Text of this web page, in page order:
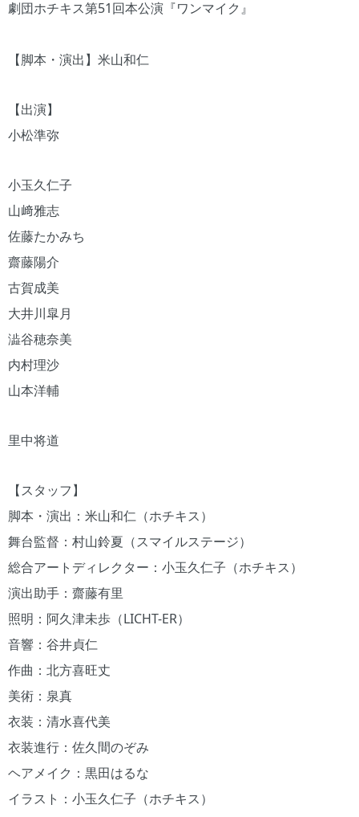
劇団ホチキス第51回本公演『ワンマイク』
【脚本・演出】米山和仁
【出演】
小松準弥
小玉久仁子
山﨑雅志
佐藤たかみち
齋藤陽介
古賀成美
大井川皐月
澁谷穂奈美
内村理沙
山本洋輔
里中将道
【スタッフ】
脚本・演出：米山和仁（ホチキス）
舞台監督：村山鈴夏（スマイルステージ）
総合アートディレクター：小玉久仁子（ホチキス）
演出助手：齋藤有里
照明：阿久津未歩（LICHT-ER）
音響：谷井貞仁
作曲：北方喜旺丈
美術：泉真
衣装：清水喜代美
衣装進行：佐久間のぞみ
ヘアメイク：黒田はるな
イラスト：小玉久仁子（ホチキス）